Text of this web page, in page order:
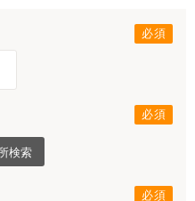
検索